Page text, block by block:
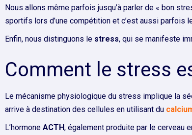
Nous allons même parfois jusqu’à parler de « bon
sportifs lors d’une compétition et c’est aussi parfois
Enfin, nous distinguons le stress, qui se manifeste
Comment le stress
Le mécanisme physiologique du stress implique la
arrive à destination des cellules en utilisant du
L’hormone ACTH, également produite par le cerveau